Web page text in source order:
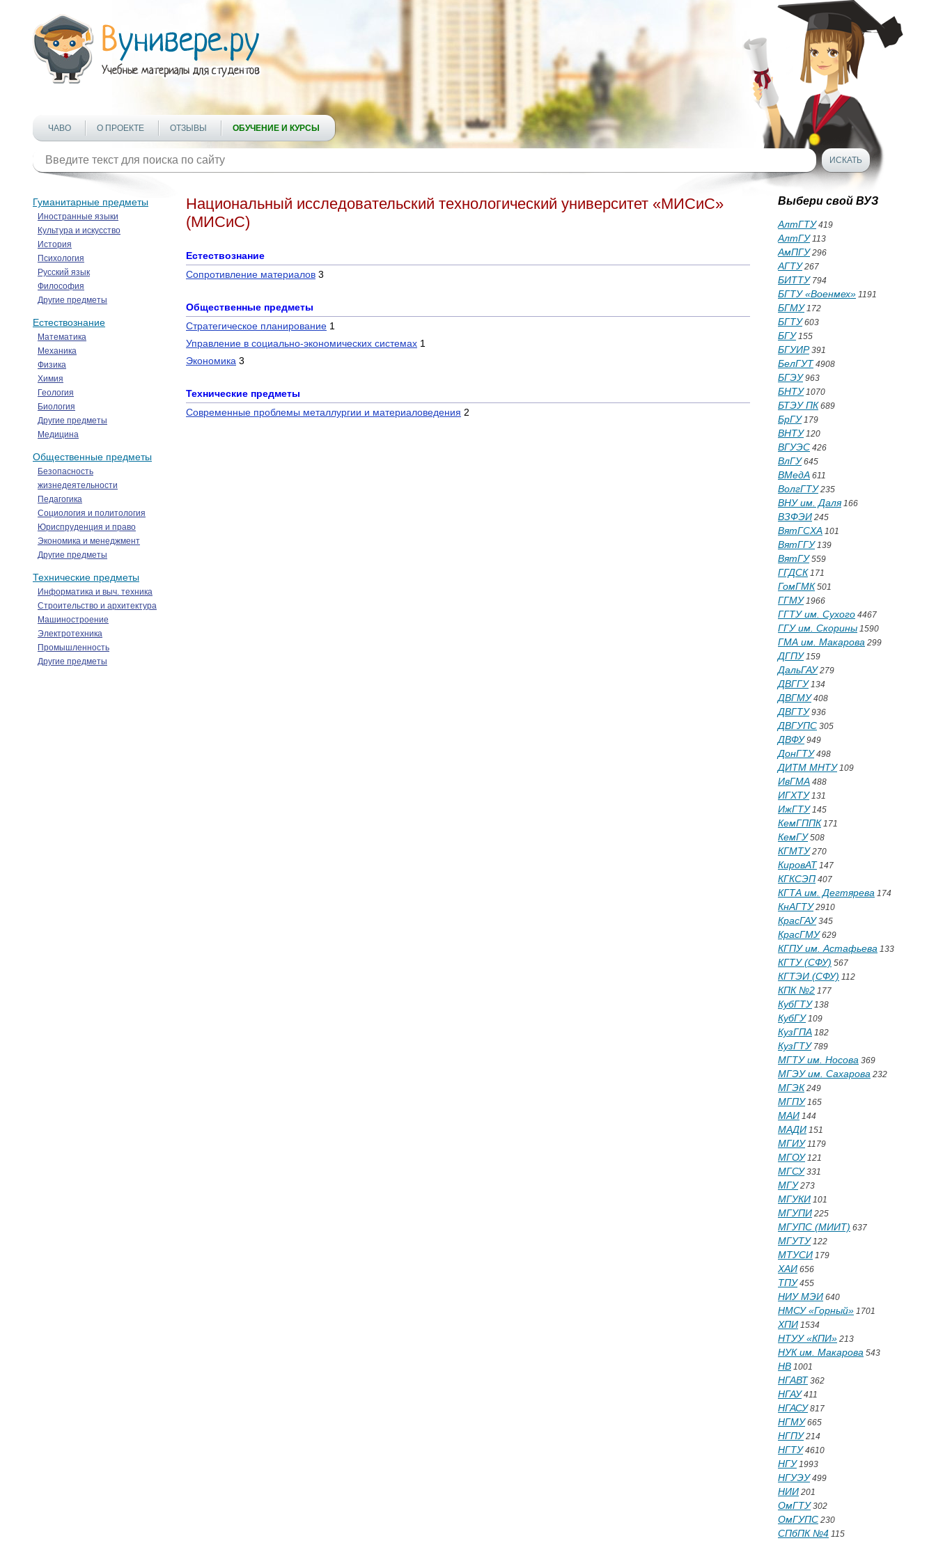
ЧАВО О ПРОЕКТЕ ОТЗЫВЫ ОБУЧЕНИЕ И КУРСЫ
Гуманитарные предметы
Иностранные языки
Культура и искусство
История
Психология
Русский язык
Философия
Другие предметы
Естествознание
Математика
Механика
Физика
Химия
Геология
Биология
Другие предметы
Медицина
Общественные предметы
Безопасность
жизнедеятельности
Педагогика
Социология и политология
Юриспруденция и право
Экономика и менеджмент
Другие предметы
Технические предметы
Информатика и выч. техника
Строительство и архитектура
Машиностроение
Электротехника
Промышленность
Другие предметы
Национальный исследовательский технологический университет «МИСиС»
(МИСиС)
Естествознание
Сопротивление материалов 3
Общественные предметы
Стратегическое планирование 1
Управление в социально-экономических системах 1
Экономика 3
Технические предметы
Современные проблемы металлургии и материаловедения 2
Выбери свой ВУЗ
АлтГТУ419
АлтГУ113
АмПГУ296
АГТУ267
БИТТУ794
БГТУ «Военмех» 1191
БГМУ172
БГТУ603
БГУ155
БГУИР391
БелГУТ 4908
БГЭУ963
БНТУ1070
БТЭУ ПК 689
БрГУ179
ВНТУ120
ВГУЭС 426
ВлГУ645
ВМедА 611
ВолгГТУ235
ВНУ им. Даля166
ВЗФЭИ 245
ВятГСХА 101
ВятГГУ139
ВятГУ559
ГГДСК 171
ГомГМК 501
ГГМУ1966
ГГТУ им. Сухого 4467
ГГУ им. Скорины 1590
ГМА им. Макарова 299
ДГПУ159
ДальГАУ279
ДВГГУ134
ДВГМУ408
ДВГТУ936
ДВГУПС 305
ДВФУ949
ДонГТУ498
ДИТМ МНТУ109
ИвГМА 488
ИГХТУ131
ИжГТУ145
КемГППК 171
КемГУ508
КГМТУ270
КировАТ 147
КГКСЭП 407
КГТА им. Дегтярева 174
КнАГТУ2910
КрасГАУ345
КрасГМУ629
КГПУ им. Астафьева 133
КГТУ (СФУ) 567
КГТЭИ (СФУ) 112
КПК №2 177
КубГТУ138
КубГУ109
КузГПА 182
КузГТУ789
МГТУ им. Носова 369
МГЭУ им. Сахарова 232
МГЭК 249
МГПУ165
МАИ 144
МАДИ 151
МГИУ1179
МГОУ121
МГСУ331
МГУ273
МГУКИ 101
МГУПИ 225
МГУПС (МИИТ) 637
МГУТУ122
МТУСИ 179
ХАИ 656
ТПУ455
НИУ МЭИ 640
НМСУ «Горный» 1701
ХПИ 1534
НТУУ «КПИ» 213
НУК им. Макарова 543
НВ 1001
НГАВТ 362
НГАУ411
НГАСУ817
НГМУ665
НГПУ214
НГТУ4610
НГУ1993
НГУЭУ499
НИИ 201
ОмГТУ302
ОмГУПС 230
СПбПК №4 115